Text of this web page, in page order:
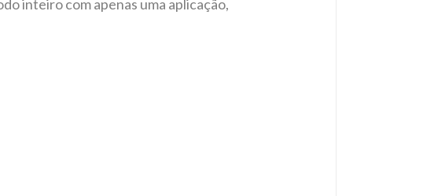
inteiro com apenas uma aplicação,